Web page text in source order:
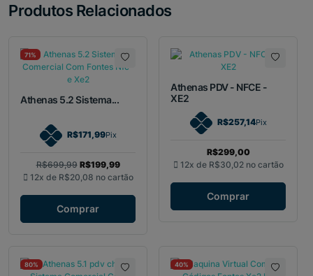
Produtos Relacionados
71%
Athenas 5.2 Sistema...
R$171,99Pix
R$699,99 R$199,99
12x de R$20,08 no cartão
Comprar
Athenas PDV - NFCE -
XE2
R$257,14Pix
R$299,00
12x de R$30,02 no cartão
Comprar
80% 40%